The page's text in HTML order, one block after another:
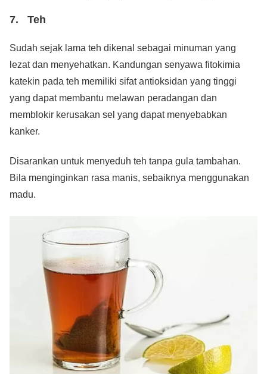
7. Teh
Sudah sejak lama teh dikenal sebagai minuman yang
lezat dan menyehatkan. Kandungan senyawa fitokimia
katekin pada teh memiliki sifat antioksidan yang tinggi
yang dapat membantu melawan peradangan dan
memblokir kerusakan sel yang dapat menyebabkan
kanker.
Disarankan untuk menyeduh teh tanpa gula tambahan.
Bila menginginkan rasa manis, sebaiknya menggunakan
madu.